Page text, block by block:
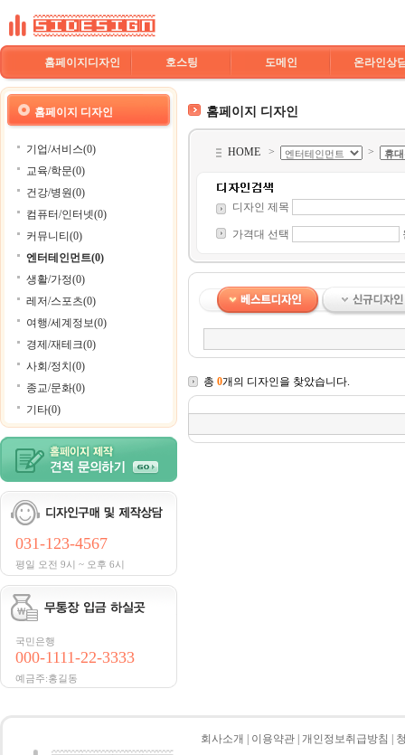
홈페이지디자인 호스팅 도메인 온라인상
홈페이지 디자인
기업/서비스(0)
교육/학문(0)
건강/병원(0)
컴퓨터/인터넷(0)
커뮤니티(0)
엔터테인먼트(0)
생활/가정(0)
레저/스포츠(0)
여행/세계정보(0)
경제/재테크(0)
사회/정치(0)
종교/문화(0)
기타(0)
031-123-4567
평일 오전 9시 ~ 오후 6시
국민은행
000-1111-22-3333
예금주:홍길동
홈페이지 디자인
HOME > >
디자인 제목
가격대 선택
총 0개의 디자인을 찾았습니다.
회사소개 이용약관 개인정보취급방침